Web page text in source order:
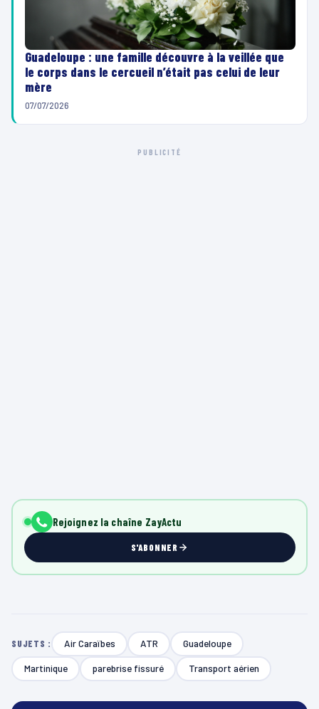
Guadeloupe : une famille découvre à la veillée que
le corps dans le cercueil n’était pas celui de leur
mère
07/07/2026
PUBLICITÉ
Rejoignez la chaîne ZayActu
S'ABONNER
SUJETS : Air Caraïbes ATR Guadeloupe
Martinique parebrise fissuré Transport aérien